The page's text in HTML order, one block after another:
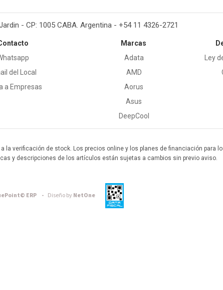
- CP: 1005 CABA. Argentina - +54 11 4326-2721
del Local
a Empresas
Marcas
Adata
AMD
Aorus
Asus
DeepCool
Ley
verificación de stock. Los precios online y los planes de financiación para
y descripciones de los artículos están sujetas a cambios sin previo aviso.
ERP - Diseño byNetOne